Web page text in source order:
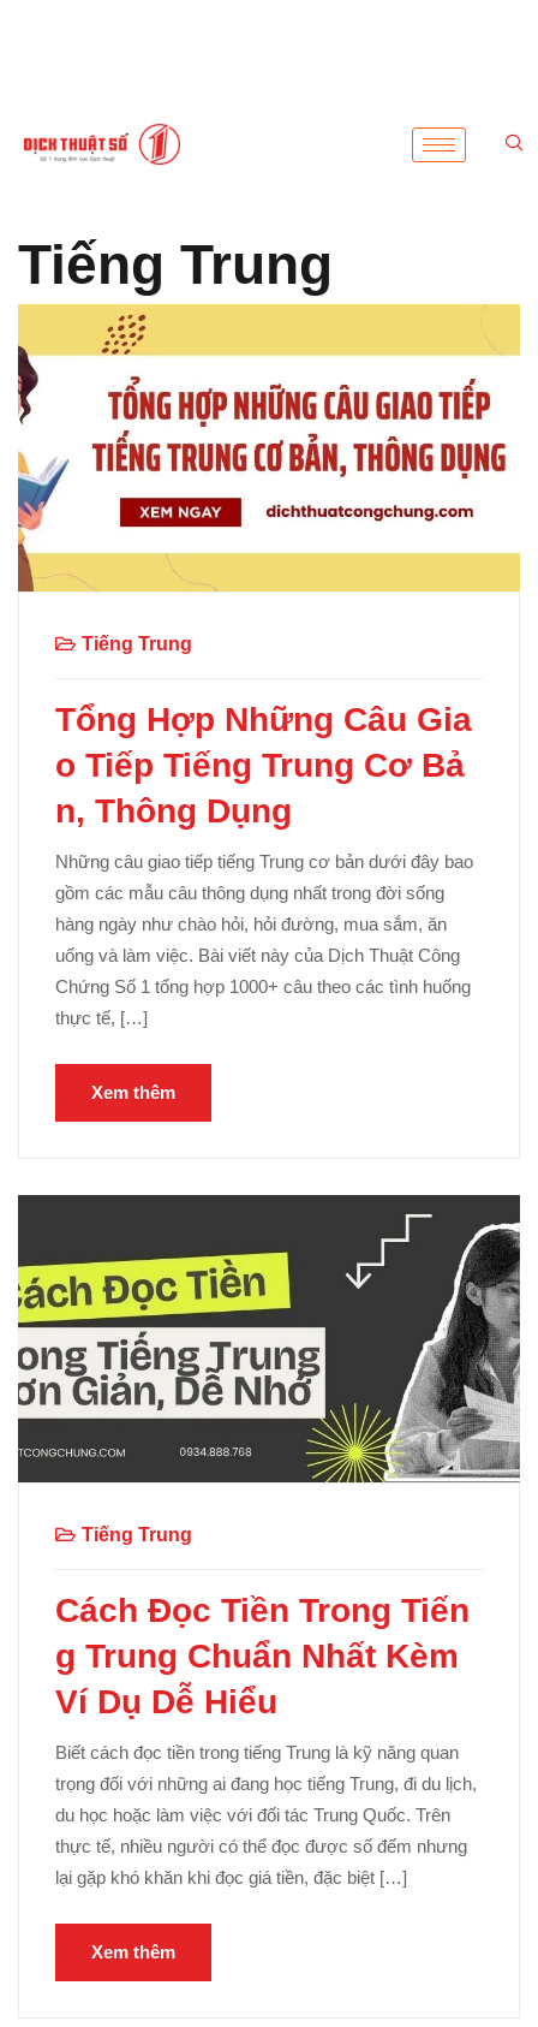
Tiếng Trung
Tiếng Trung
Tổng Hợp Những Câu Gia
o Tiếp Tiếng Trung Cơ Bả
n, Thông Dụng
Những câu giao tiếp tiếng Trung cơ bản dưới đây bao
gồm các mẫu câu thông dụng nhất trong đời sống
hàng ngày như chào hỏi, hỏi đường, mua sắm, ăn
uống và làm việc. Bài viết này của Dịch Thuật Công
Chứng Số 1 tổng hợp 1000+ câu theo các tình huống
thực tế, […]
Xem thêm
Tiếng Trung
Cách Đọc Tiền Trong Tiến
g Trung Chuẩn Nhất Kèm
Ví Dụ Dễ Hiểu
Biết cách đọc tiền trong tiếng Trung là kỹ năng quan
trọng đối với những ai đang học tiếng Trung, đi du lịch,
du học hoặc làm việc với đối tác Trung Quốc. Trên
thực tế, nhiều người có thể đọc được số đếm nhưng
lại gặp khó khăn khi đọc giá tiền, đặc biệt […]
Xem thêm